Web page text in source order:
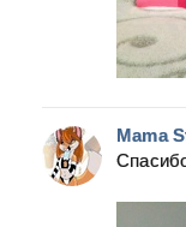
Mama